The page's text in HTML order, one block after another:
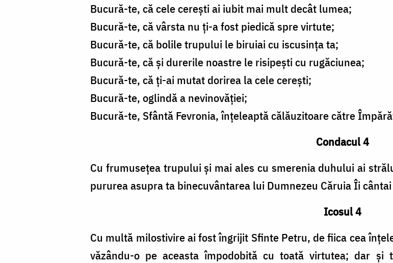
Bucură-te, că cele cereşti ai iubit mai mult decât lumea;
Bucură-te, că vârsta nu ţi-a fost piedică spre virtute;
Bucură-te, că bolile trupului le biruiai cu iscusinţa ta;
Bucură-te, că şi durerile noastre le risipeşti cu rugăciunea;
Bucură-te, că ţi-ai mutat dorirea la cele cereşti;
Bucură-te, oglindă a nevinovăţiei;
Bucură-te, Sfântă Fevronia, înţeleaptă călăuzitoare către
Condacul 4
Cu frumuseţea trupului şi mai ales cu smerenia duhului ai
pururea asupra ta binecuvântarea lui Dumnezeu Căruia Îi
Icosul 4
Cu multă milostivire ai fost îngrijit Sfinte Petru, de fiica cea
văzându-o pe aceasta împodobită cu toată virtutea; dar